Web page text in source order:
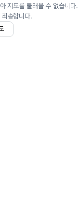
지도를 불러올 수 없습니다.
송합니다.